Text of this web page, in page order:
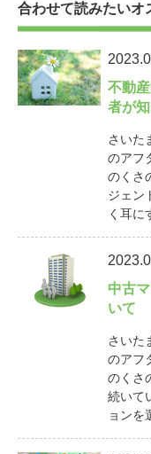
合わせて読みたいオ
不動
者が
さいた
のアフ
のくさ
ジェン
く耳に
中古
いて
さいた
のアフ
のくさ
続いて
ョンを